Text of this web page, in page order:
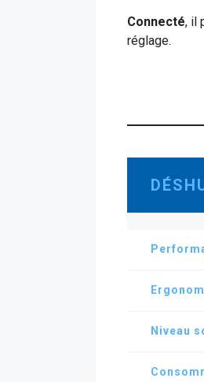
Connecté, il
réglage.
Niveau